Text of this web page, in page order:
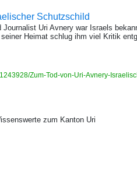
Schutzschild
Uri Avnery war Israels
Heimat schlug ihm viel Kritik
Zum-Tod-von-Uri-Avnery-
zum Kanton Uri